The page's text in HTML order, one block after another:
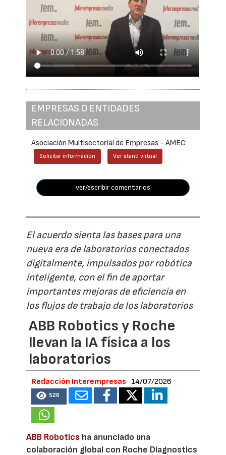
EMPRESAS O ENTIDADES
RELACIONADAS
Asociación Multisectorial de Empresas - AMEC
Solicitar información Ver stand virtual
ver/escribir comentarios
El acuerdo sienta las bases para una
nueva era de laboratorios conectados
digitalmente, impulsados por robótica
inteligente, con el fin de aportar
importantes mejoras de eficiencia en
los flujos de trabajo de los laboratorios
ABB Robotics y Roche
llevan la IA física a los
laboratorios
Redacción Interempresas 14/07/2026
526
ABB Robotics ha anunciado una
colaboración global con Roche Diagnostics